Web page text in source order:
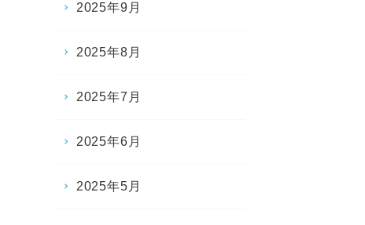
2025年9月
2025年8月
2025年7月
2025年6月
2025年5月